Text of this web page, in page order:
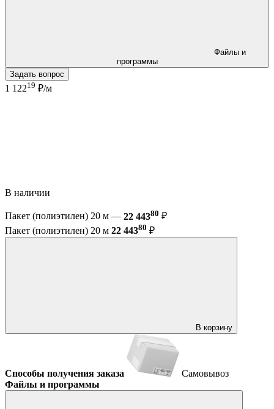
программы
Задать вопрос
1 12219 ₽/м
В наличии
Пакет (полиэтилен) 20 м — 22 44380 ₽
Пакет (полиэтилен) 20 м 22 44380 ₽
В корзину
Способы получения заказа
Самовывоз
Файлы и программы